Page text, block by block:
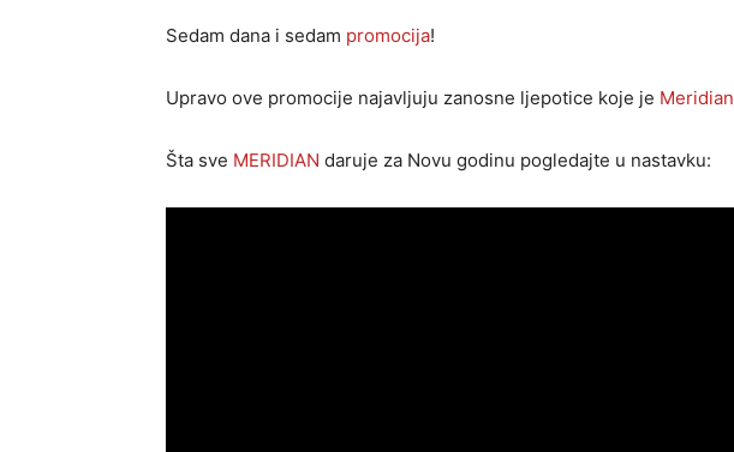
Sedam dana i sedam promocija!
Upravo ove promocije najavljuju zanosne ljepotice koje je Meridian
Šta sve MERIDIAN daruje za Novu godinu pogledajte u nastavku: